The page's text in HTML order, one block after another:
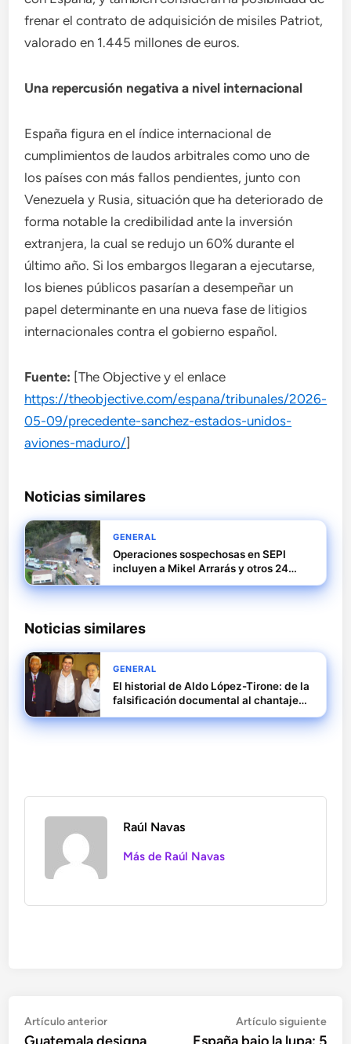
frenar el contrato de adquisición de misiles Patriot,
valorado en 1.445 millones de euros.
Una repercusión negativa a nivel internacional
España figura en el índice internacional de
cumplimientos de laudos arbitrales como uno de
los países con más fallos pendientes, junto con
Venezuela y Rusia, situación que ha deteriorado de
forma notable la credibilidad ante la inversión
extranjera, la cual se redujo un 60% durante el
último año. Si los embargos llegaran a ejecutarse,
los bienes públicos pasarían a desempeñar un
papel determinante en una nueva fase de litigios
internacionales contra el gobierno español.
Fuente: [The Objective y el enlace
https://theobjective.com/espana/tribunales/2026-
05-09/precedente-sanchez-estados-unidos-
aviones-maduro/]
Noticias similares
GENERAL
Operaciones sospechosas en SEPI
incluyen a Mikel Arrarás y otros 24
profesionales citados
Noticias similares
GENERAL
El historial de Aldo López-Tirone: de la
falsificación documental al chantaje
reputacional
Raúl Navas
Más de Raúl Navas
Navegación
Artículo anteriorArtículo
anterior:
Artículo siguiente